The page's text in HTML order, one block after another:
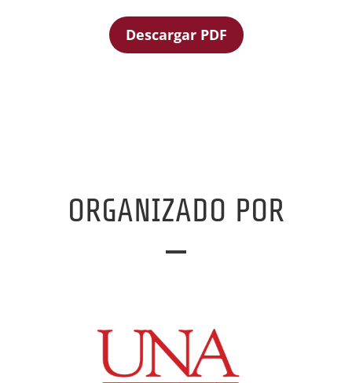
Descargar PDF
ORGANIZADO POR